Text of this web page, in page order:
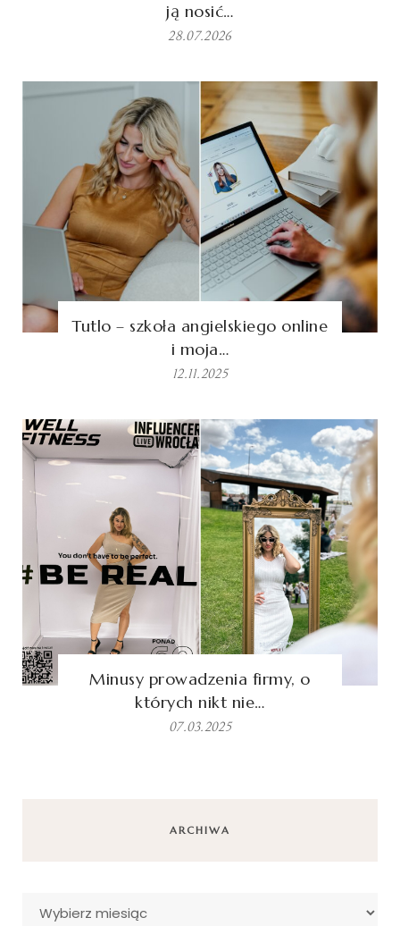
ją nosić…
28.07.2026
Tutlo – szkoła angielskiego online
i moja…
12.11.2025
Minusy prowadzenia firmy, o
których nikt nie…
07.03.2025
ARCHIWA